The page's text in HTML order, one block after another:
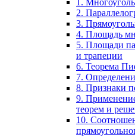
2.
3.
4. Площадь
5. Площади
и трапеции
6. Теорема
7.
8. Признаки
9.
теорем и
10.